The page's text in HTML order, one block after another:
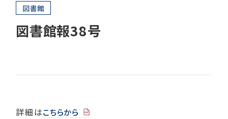
図書館
図書館報38号
詳細はこちらから